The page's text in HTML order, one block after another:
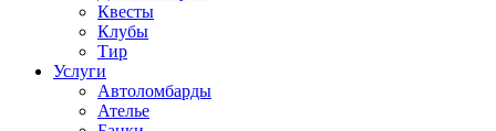
Квесты
Клубы
Тир
Услуги
Автоломбарды
Ателье